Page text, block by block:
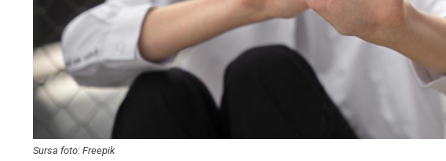
Sursa foto: Freepik